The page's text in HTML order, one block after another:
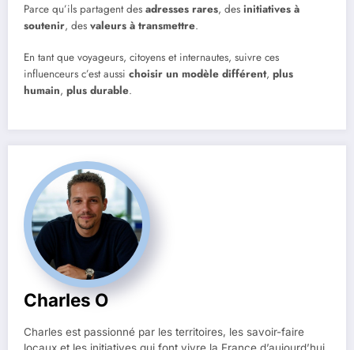
Parce qu’ils partagent des adresses rares, des initiatives à
soutenir, des valeurs à transmettre.
En tant que voyageurs, citoyens et internautes, suivre ces
influenceurs c’est aussi choisir un modèle différent, plus
humain, plus durable.
Charles O
Charles est passionné par les territoires, les savoir-faire